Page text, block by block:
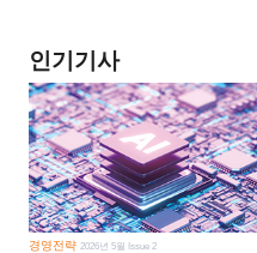
인기기사
경영전략 2026년 5월 Issue 2